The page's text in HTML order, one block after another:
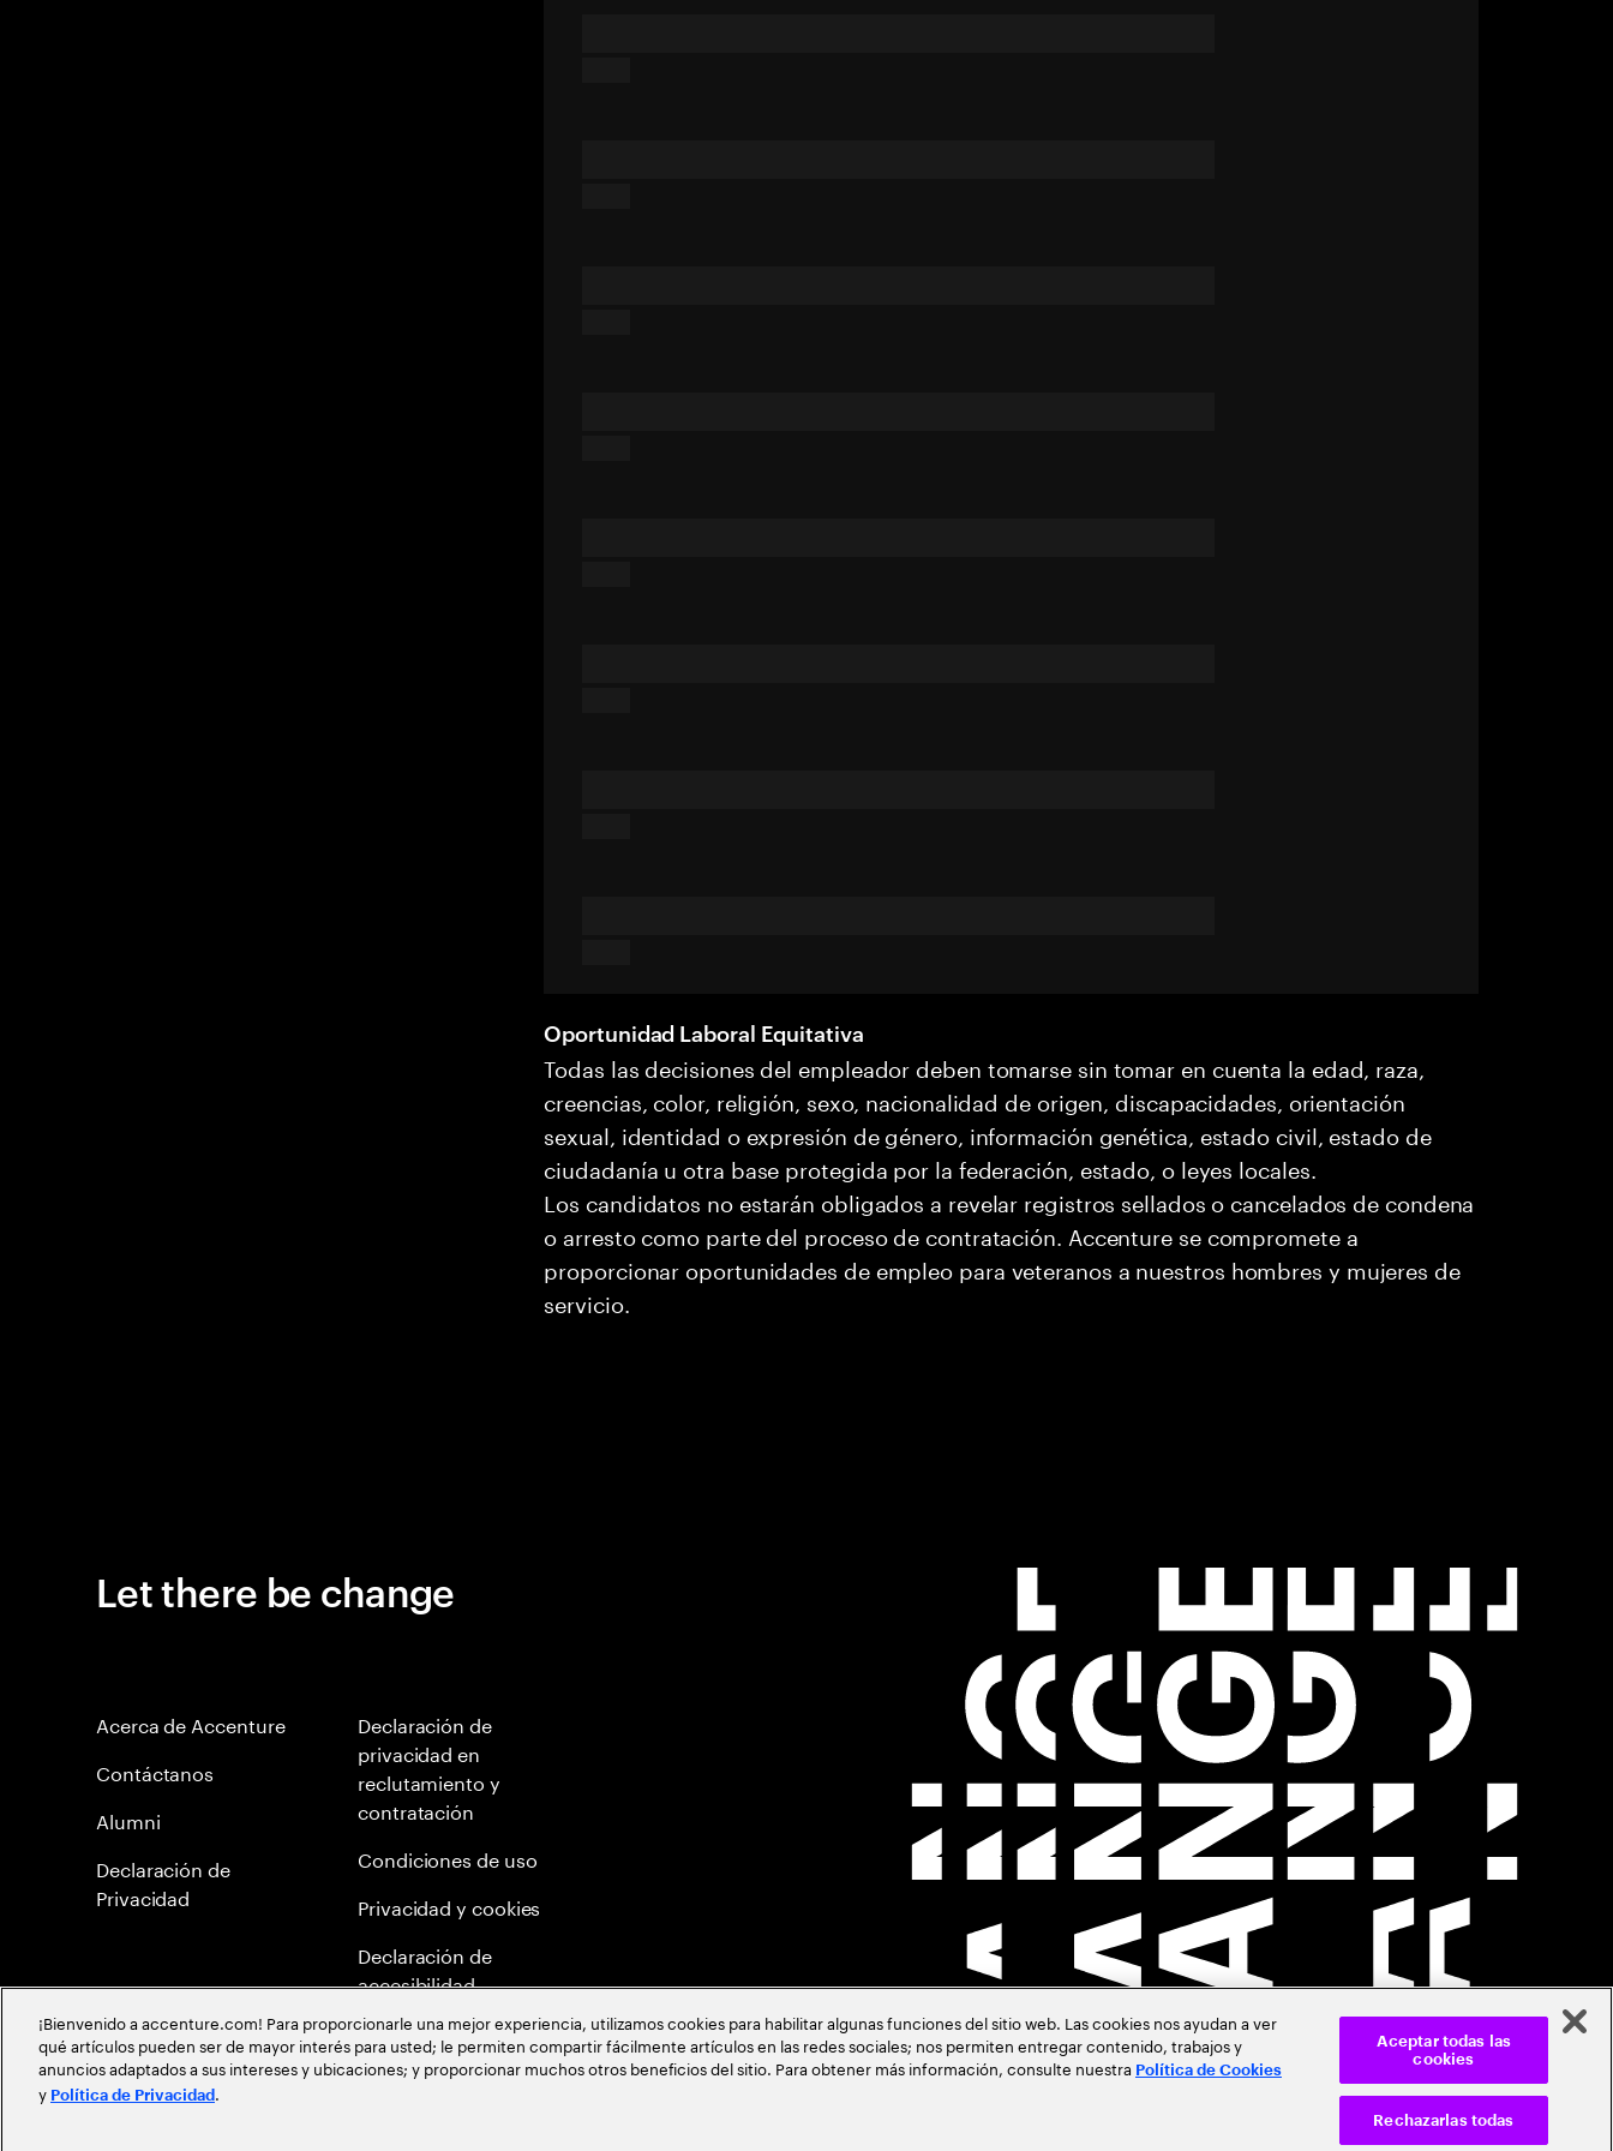
Oportunidad Laboral Equitativa
Todas las decisiones del empleador deben tomarse sin tomar en cuenta la edad, raza,
creencias, color, religión, sexo, nacionalidad de origen, discapacidades, orientación
sexual, identidad o expresión de género, información genética, estado civil, estado de
ciudadanía u otra base protegida por la federación, estado, o leyes locales.
Los candidatos no estarán obligados a revelar registros sellados o cancelados de condena
o arresto como parte del proceso de contratación. Accenture se compromete a
proporcionar oportunidades de empleo para veteranos a nuestros hombres y mujeres de
servicio.
Let there be change
Acerca de Accenture
Contáctanos
Alumni
Declaración de
Privacidad
Declaración de
privacidad en
reclutamiento y
contratación
Condiciones de uso
Privacidad y cookies
Declaración de
accesibilidad
Mapa del Sitio
Meritocracia Global
¡Bienvenido a accenture.com! Para proporcionarle una mejor experiencia, utilizamos cookies para habilitar algunas funciones del sitio web. Las cookies nos ayudan a ver
qué artículos pueden ser de mayor interés para usted; le permiten compartir fácilmente artículos en las redes sociales; nos permiten entregar contenido, trabajos y
anuncios adaptados a sus intereses y ubicaciones; y proporcionar muchos otros beneficios del sitio. Para obtener más información, consulte nuestra Política de Cookies
y Política de Privacidad .
Rechazarlas todas
Aceptar todas las
cookies